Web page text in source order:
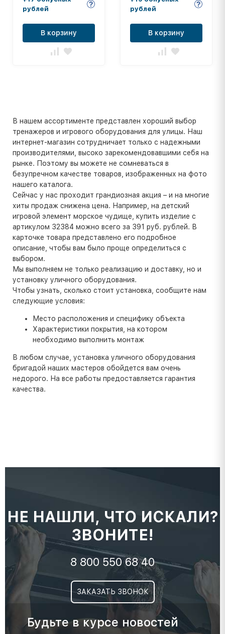
рублей
В корзину
рублей
В корзину
В нашем ассортименте представлен хороший выбор
тренажеров и игрового оборудования для улицы. Наш
интернет-магазин сотрудничает только с надежными
производителями, высоко зарекомендовавшими себя на
рынке. Поэтому вы можете не сомневаться в
безупречном качестве товаров, изображенных на фото
нашего каталога.
Сейчас у нас проходит грандиозная акция – и на многие
хиты продаж снижена цена. Например, на детский
игровой элемент морское чудище, купить изделие с
артикулом 32384 можно всего за 391 руб. рублей. В
карточке товара представлено его подробное
описание, чтобы вам было проще определиться с
выбором.
Мы выполняем не только реализацию и доставку, но и
установку уличного оборудования.
Чтобы узнать, сколько стоит установка, сообщите нам
следующие условия:
Место расположения и специфику объекта
Характеристики покрытия, на котором
необходимо выполнить монтаж
В любом случае, установка уличного оборудования
бригадой наших мастеров обойдется вам очень
недорого. На все работы предоставляется гарантия
качества.
НЕ НАШЛИ, ЧТО ИСКАЛИ?
ЗВОНИТЕ!
8 800 550 68 40
ЗАКАЗАТЬ ЗВОНОК
Будьте в курсе новостей